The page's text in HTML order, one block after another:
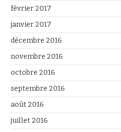
février 2017
janvier 2017
décembre 2016
novembre 2016
octobre 2016
septembre 2016
août 2016
juillet 2016